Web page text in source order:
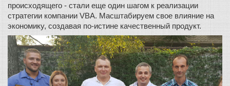
происходящего - стали еще один шагом к реализации
стратегии компании VBA. Масштабируем свое влияние на
экономику, создавая по-истине качественный продукт.